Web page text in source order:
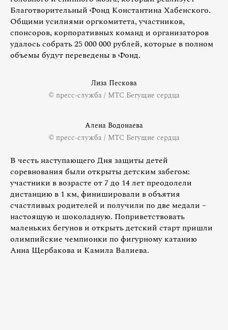
Благотворительный Фонд Константина Хабенского.
Общими усилиями оргкомитета, участников,
спонсоров, корпоративных команд и организаторов
удалось собрать 25 000 000 рублей, которые в полном
объемы будут переведены в Фонд.
Лиза Пескова
© пресс-служба / МТС Бегущие сердца
Алена Водонаева
© пресс-служба / МТС Бегущие сердца
В честь наступающего Дня защиты детей
соревнования были открыты детским забегом:
участники в возрасте от 7 до 14 лет преодолели
дистанцию в 1 км, финишировали в объятия
счастливых родителей и получили по две медали –
настоящую и шоколадную. Поприветствовать
маленьких бегунов и открыть детский старт пришли
олимпийские чемпионки по фигурному катанию
Анна Щербакова и Камила Валиева.